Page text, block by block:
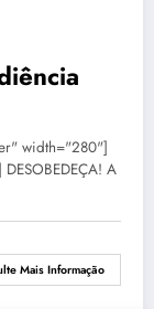
width="280"]
A
Mais Informação